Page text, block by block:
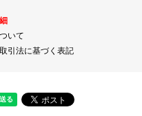
いて
引法に基づく表記